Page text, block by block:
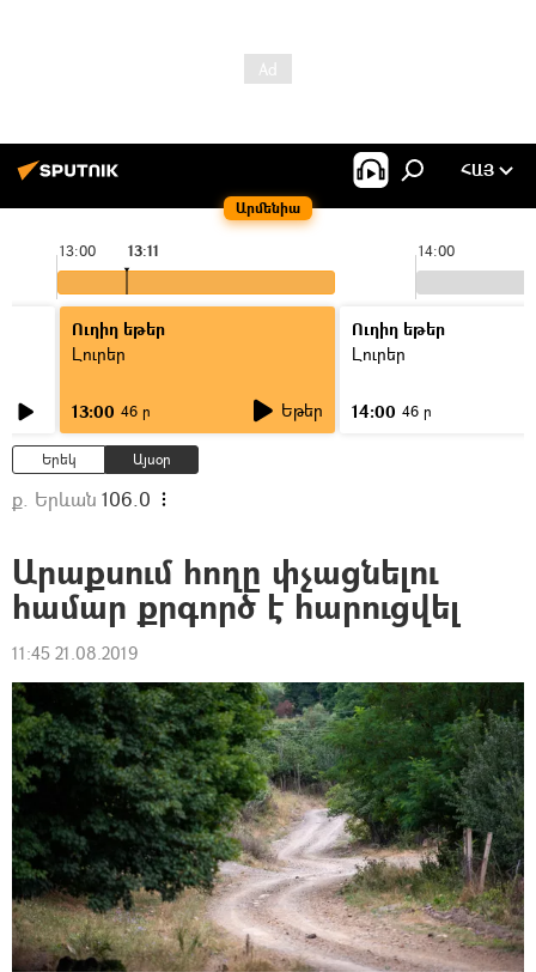
Արմենիա
ՀԱՅ
13:00 14:00
13:11
Ուղիղ եթեր
Լուրեր
13:00 46 ր Եթեր
Ուղիղ եթեր
Լուրեր
14:00 46 ր
Երեկ Այսօր
ք. Երևան 106.0
Արաքսում հողը փչացնելու
համար քրգործ է հարուցվել
11:45 21.08.2019